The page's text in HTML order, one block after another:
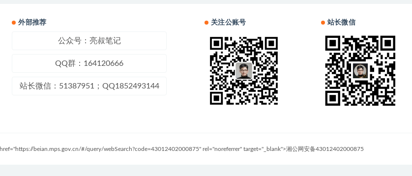
外部推荐
公众号：亮叔笔记
QQ群：164120666
站长微信：51387951；QQ1852493144
关注公账号 站长微信
href="https://beian.mps.gov.cn/#/query/webSearch?code=43012402000875" rel="noreferrer" target="_blank">湘公网安备43012402000875